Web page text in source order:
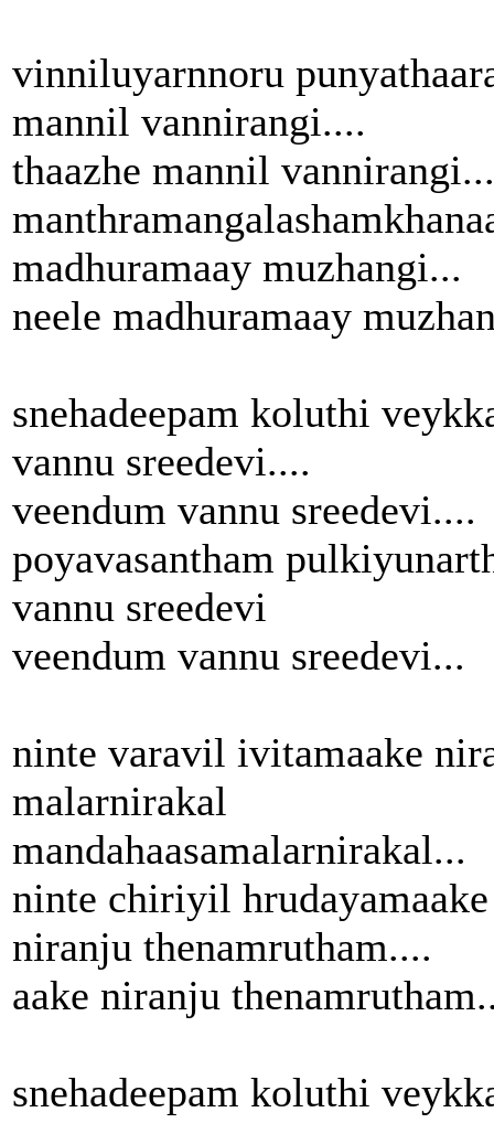
vinniluyarnnoru
mannil vannirangi....
thaazhe mannil vannirangi...
madhuramaay muzhangi...
neele madhuramaay
snehadeepam koluthi
vannu sreedevi....
veendum vannu sreedevi....
poyavasantham
vannu sreedevi
veendum vannu sreedevi...
ninte varavil ivitamaake
malarnirakal
mandahaasamalarnirakal...
ninte chiriyil hrudayamaake
niranju thenamrutham....
aake niranju
snehadeepam koluthi